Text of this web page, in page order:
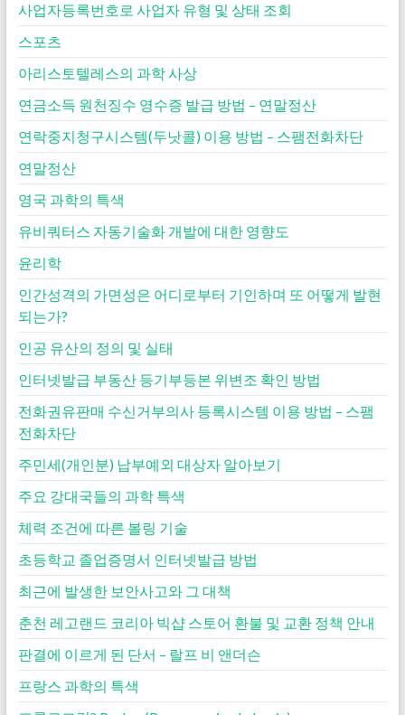
사업자등록번호로 사업자 유형 및 상태 조회
스포츠
아리스토텔레스의 과학 사상
연금소득 원천징수 영수증 발급 방법 – 연말정산
연락중지청구시스템(두낫콜) 이용 방법 – 스팸전화차단
연말정산
영국 과학의 특색
유비쿼터스 자동기술화 개발에 대한 영향도
윤리학
인간성격의 가면성은 어디로부터 기인하며 또 어떻게 발현
되는가?
인공 유산의 정의 및 실태
인터넷발급 부동산 등기부등본 위변조 확인 방법
전화권유판매 수신거부의사 등록시스템 이용 방법 – 스팸
전화차단
주민세(개인분) 납부예외 대상자 알아보기
주요 강대국들의 과학 특색
체력 조건에 따른 볼링 기술
초등학교 졸업증명서 인터넷발급 방법
최근에 발생한 보안사고와 그 대책
춘천 레고랜드 코리아 빅샵 스토어 환불 및 교환 정책 안내
판결에 이르게 된 단서 – 랄프 비 앤더슨
프랑스 과학의 특색